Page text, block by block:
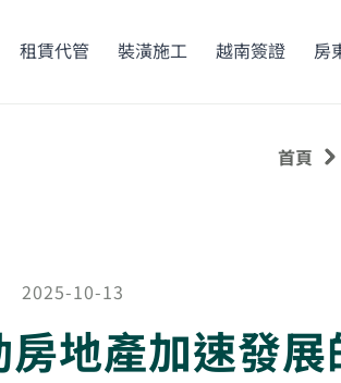
租賃代管 裝潢施工 越南簽證 房
首頁
2025-10-13
地產加速發展